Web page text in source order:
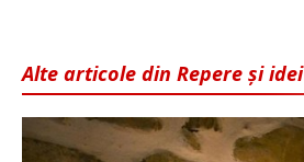
Alte articole din Repere și idei